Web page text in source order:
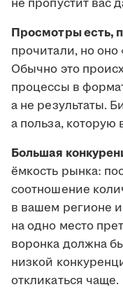
не пропустит вас
Просмотры есть,
прочитали, но оно
Обычно это
процессы в
а не результаты.
а польза, которую
Большая
ёмкость рынка:
соотношение
в вашем регионе
на одно место
воронка должна
низкой
откликаться чаще.